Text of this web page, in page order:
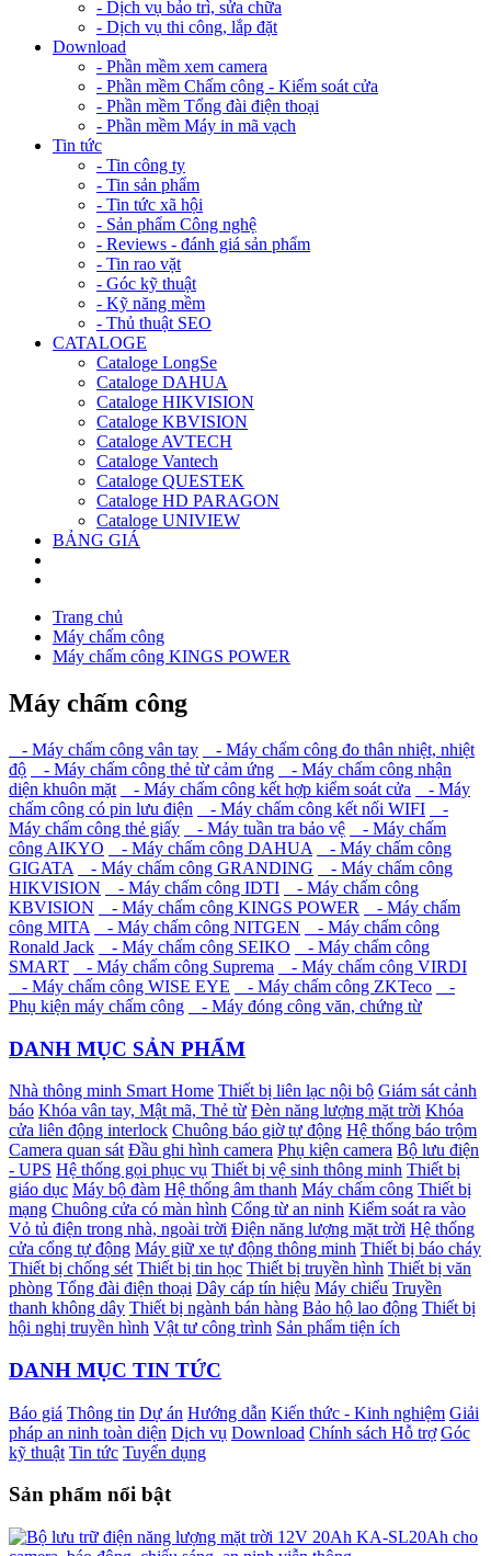
- Dịch vụ bảo trì, sửa chữa
- Dịch vụ thi công, lắp đặt
Download
- Phần mềm xem camera
- Phần mềm Chấm công - Kiểm soát cửa
- Phần mềm Tổng đài điện thoại
- Phần mềm Máy in mã vạch
Tin tức
- Tin công ty
- Tin sản phẩm
- Tin tức xã hội
- Sản phẩm Công nghệ
- Reviews - đánh giá sản phẩm
- Tin rao vặt
- Góc kỹ thuật
- Kỹ năng mềm
- Thủ thuật SEO
CATALOGE
Cataloge LongSe
Cataloge DAHUA
Cataloge HIKVISION
Cataloge KBVISION
Cataloge AVTECH
Cataloge Vantech
Cataloge QUESTEK
Cataloge HD PARAGON
Cataloge UNIVIEW
BẢNG GIÁ
Trang chủ
Máy chấm công
Máy chấm công KINGS POWER
Máy chấm công
- Máy chấm công vân tay
- Máy chấm công đo thân nhiệt, nhiệt
độ
- Máy chấm công thẻ từ cảm ứng
- Máy chấm công nhận
diện khuôn mặt
- Máy chấm công kết hợp kiểm soát cửa
- Máy
chấm công có pin lưu điện
- Máy chấm công kết nối WIFI
-
Máy chấm công thẻ giấy
- Máy tuần tra bảo vệ
- Máy chấm
công AIKYO
- Máy chấm công DAHUA
- Máy chấm công
GIGATA
- Máy chấm công GRANDING
- Máy chấm công
HIKVISION
- Máy chấm công IDTI
- Máy chấm công
KBVISION
- Máy chấm công KINGS POWER
- Máy chấm
công MITA
- Máy chấm công NITGEN
- Máy chấm công
Ronald Jack
- Máy chấm công SEIKO
- Máy chấm công
SMART
- Máy chấm công Suprema
- Máy chấm công VIRDI
- Máy chấm công WISE EYE
- Máy chấm công ZKTeco
-
Phụ kiện máy chấm công
- Máy đóng công văn, chứng từ
DANH MỤC SẢN PHẨM
Nhà thông minh Smart Home Thiết bị liên lạc nội bộ Giám sát cảnh
báo Khóa vân tay, Mật mã, Thẻ từ Đèn năng lượng mặt trời Khóa
cửa liên động interlock Chuông báo giờ tự động Hệ thống báo trộm
Camera quan sát Đầu ghi hình camera Phụ kiện camera Bộ lưu điện
- UPS Hệ thống gọi phục vụ Thiết bị vệ sinh thông minh Thiết bị
giáo dục Máy bộ đàm Hệ thống âm thanh Máy chấm công Thiết bị
mạng Chuông cửa có màn hình Cổng từ an ninh Kiểm soát ra vào
Vỏ tủ điện trong nhà, ngoài trời Điện năng lượng mặt trời Hệ thống
cửa cổng tự động Máy giữ xe tự động thông minh Thiết bị báo cháy
Thiết bị chống sét Thiết bị tin học Thiết bị truyền hình Thiết bị văn
phòng Tổng đài điện thoại Dây cáp tín hiệu Máy chiếu Truyền
thanh không dây Thiết bị ngành bán hàng Bảo hộ lao động Thiết bị
hội nghị truyền hình Vật tư công trình Sản phẩm tiện ích
DANH MỤC TIN TỨC
Báo giá Thông tin Dự án Hướng dẫn Kiến thức - Kinh nghiệm Giải
pháp an ninh toàn diện Dịch vụ Download Chính sách Hỗ trợ Góc
kỹ thuật Tin tức Tuyển dụng
Sản phẩm nổi bật